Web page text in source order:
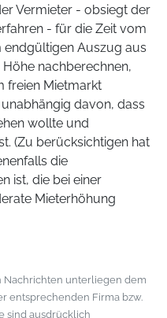
Vermieter - obsiegt der
- für die Zeit vom
Auszug aus
nachberechnen,
freien Mietmarkt
davon, dass
wollte und
(Zu berücksichtigen hat
die
ist, die bei einer
Mieterhöhung
Nachrichten unterliegen dem
entsprechenden Firma bzw.
sind ausdrücklich